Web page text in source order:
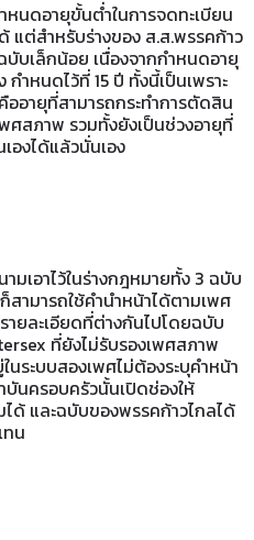
นดอายุขั้นต่ำในการจดทะเบียน
ต่สำหรับร่างของ ส.ส.พรรคก้าว
บเล็กน้อย เนื่องจากกำหนดอายุ
ำหนดไว้ที่ 15 ปี ทั้งนี้เป็นเพราะ
ออายุที่สามารถกระทำการตัดสิน
พศสภาพ รวมทั้งยังเป็นช่วงอายุที่
องได้แล้วนั่นเอง
มเอาไว้ในร่างกฎหมายทั้ง 3 ฉบับ
ามารถใช้คำนำหน้าได้ตามเพศ
ยละเอียดที่ต่างกันไปโดยฉบับ
ที่ยังไม่รับรองเพศสภาพ
ระบบสองเพศไม่ต้องระบุคำหน้า
นครอบครัวนั้นเปิดช่องให้
ได้ และฉบับของพรรคก้าวไกลได้
ทน